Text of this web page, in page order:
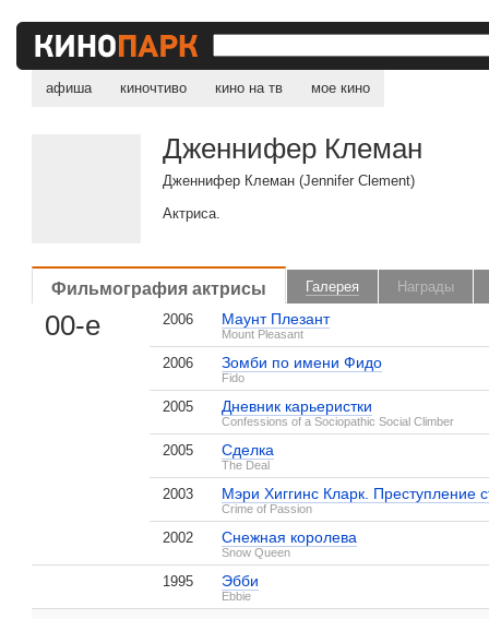
афиша киночтиво кино на тв мое кино
Дженнифер Клеман
Дженнифер Клеман (Jennifer Clement)
Актриса.
Фильмография актрисы Галерея Награды
00-е 2006 Маунт Плезант
Mount Pleasant
2006 Зомби по имени Фидо
Fido
2005 Дневник карьеристки
Confessions of a Sociopathic Social Climber
2005 Сделка
The Deal
2003 Мэри Хиггинс Кларк. Преступление
Crime of Passion
2002 Снежная королева
Snow Queen
1995 Эбби
Ebbie
Зомби по имени Фидо
Дженнифер Клеман на IMDB.com
, поделитесь своим мнением